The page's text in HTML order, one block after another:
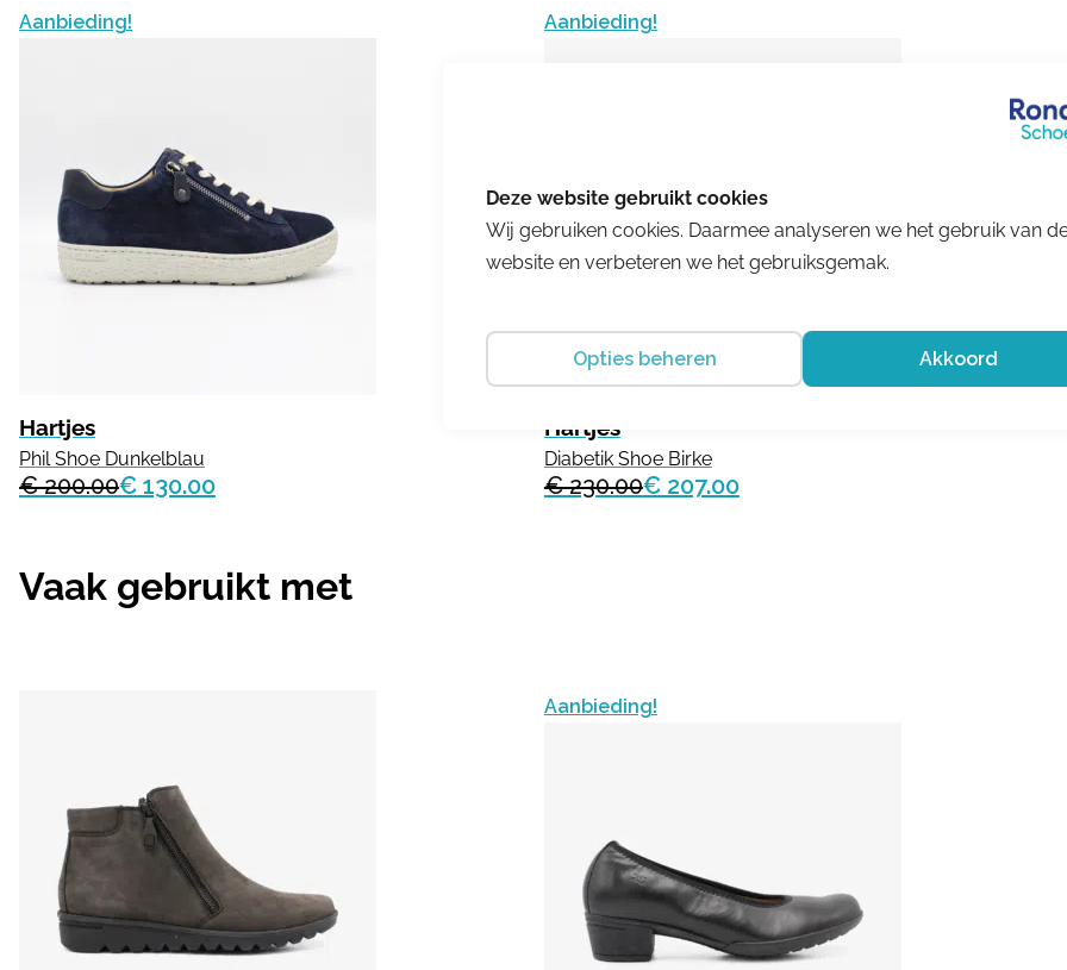
Aanbieding!
Hartjes
Phil Shoe Dunkelblau
€ 200.00€ 130.00
Aanbieding!
Hartjes
Diabetik Shoe Birke
€ 230.00€ 207.00
Vaak gebruikt met
Aanbieding!
Wij gebruiken cookies. Daarmee analyseren we het gebruik van
website en verbeteren we het gebruiksgemak.
Opties beheren Akkoord